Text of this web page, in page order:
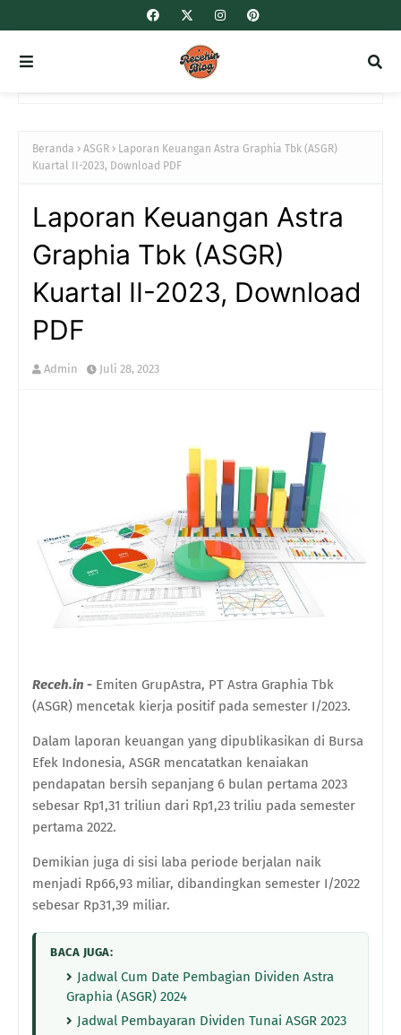
Beranda ASGR
Laporan Keuangan Astra Graphia Tbk (ASGR)
Kuartal II-2023, Download PDF
Laporan Keuangan Astra
Graphia Tbk (ASGR)
Kuartal II-2023, Download
PDF
Admin Juli 28, 2023
Receh.in - Emiten GrupAstra, PT Astra Graphia Tbk
(ASGR) mencetak kierja positif pada semester I/2023.
Dalam laporan keuangan yang dipublikasikan di Bursa
Efek Indonesia, ASGR mencatatkan kenaiakan
pendapatan bersih sepanjang 6 bulan pertama 2023
sebesar Rp1,31 triliun dari Rp1,23 triliu pada semester
pertama 2022.
Demikian juga di sisi laba periode berjalan naik
menjadi Rp66,93 miliar, dibandingkan semester I/2022
sebesar Rp31,39 miliar.
BACA JUGA:
Jadwal Cum Date Pembagian Dividen Astra
Graphia (ASGR) 2024
Jadwal Pembayaran Dividen Tunai ASGR 2023